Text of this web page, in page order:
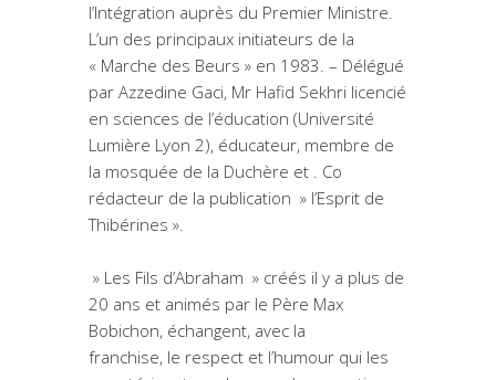
l’Intégration auprès du Premier Ministre.
L’un des principaux initiateurs de la
« Marche des Beurs » en 1983. – Délégué
par Azzedine Gaci, Mr Hafid Sekhri licencié
en sciences de l’éducation (Université
Lumière Lyon 2), éducateur, membre de
la mosquée de la Duchère et . Co
rédacteur de la publication » l’Esprit de
Thibérines ».
» Les Fils d’Abraham » créés il y a plus de
20 ans et animés par le Père Max
Bobichon, échangent, avec la
franchise, le respect et l’humour qui les